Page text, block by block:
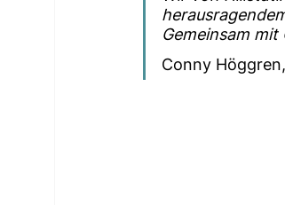
Gemeinsam
Conny